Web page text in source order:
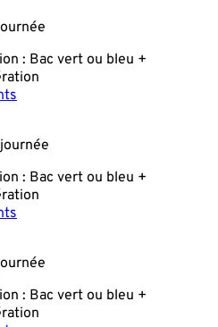
: Bac vert ou bleu +
: Bac vert ou bleu +
: Bac vert ou bleu +